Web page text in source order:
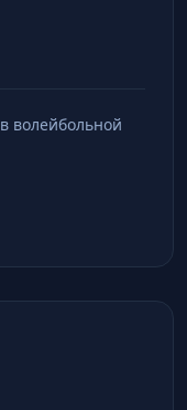
волейбольной